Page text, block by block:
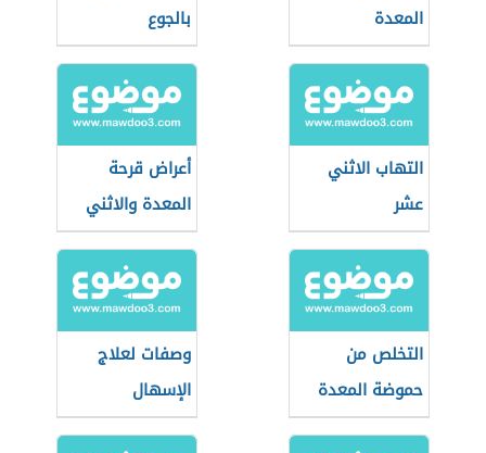
المعدة
بالجوع
التهاب الاثني
عشر
أعراض قرحة
المعدة والاثني
عشر
التخلص من
حموضة المعدة
وصفات لعلاج
الإسهال